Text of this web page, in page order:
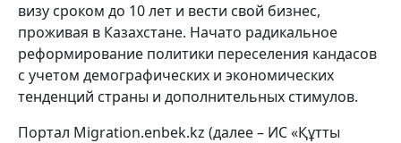
визу сроком до 10 лет и вести свой бизнес,
проживая в Казахстане. Начато радикальное
реформирование политики переселения кандасов
с учетом демографических и экономических
тенденций страны и дополнительных стимулов.
Портал Migration.enbek.kz (далее – ИС «Құтты